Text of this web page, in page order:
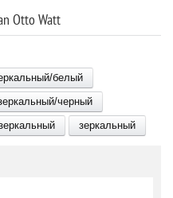
Otto Watt
белый
черный
зеркальный